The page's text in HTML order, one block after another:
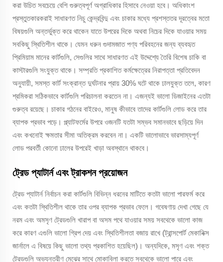
করা উচিত সবচেয়ে বেশি গুরুত্বপূর্ণ অগ্রাধিকার হিসাবে নেওয়া হবে। অধিকাংশ
প্রস্তুতকারকরাই সাধারণত নিচু কেন্দ্রবিন্দু এবং চাকার মধ্যে প্রশস্ততর দূরত্বের মতো
বিষয়গুলি অন্তর্ভুক্ত করে থাকেন যাতে উপরের দিকে অথবা নিচের দিকে যাওয়ার সময়
সবকিছু স্থিতিশীল থাকে। যেমন ধরুন গুদামজাত পণ্য পরিবহনের জন্য ব্যবহৃত
প্রিমিয়াম মানের কার্টগুলি, সেগুলির সাথে সাধারণত এই উদ্দেশ্যে তৈরি বিশেষ চাকি বা
কাস্টারগুলি সংযুক্ত থাকে। সম্প্রতি প্রকাশিত কর্মক্ষেত্রের নিরাপত্তা প্রতিবেদন
অনুযায়ী, সমস্ত কার্ট সংক্রান্ত দুর্ঘটনার প্রায় 30% ঘটে থাকে ঢালযুক্ত তলে, কারণ
শ্রমিকরা সঠিকভাবে কার্টগুলি পরিচালনা করতেন না। এজন্যই ভালো ডিজাইনের এতটা
গুরুত্ব রয়েছে। চাকার গঠনের বাইরেও, মানুষ কীভাবে তাদের কার্টগুলি লোড করে তার
ব্যাপক প্রভাব পড়ে। প্ল্যাটফর্মের উপরে ওজনটি যতটা সম্ভব সমানভাবে ছড়িয়ে দিন
এবং কখনোই ক্ষমতার সীমা অতিক্রম করবেন না। একটি ভালোভাবে ভারসাম্যপূর্ণ
লোড পরবর্তী কোনো ঢালের উপরেই খাড়া অবস্থানে থাকবে।
ট্রেড প্যাটার্ন এবং ট্রাকশন প্রয়োজন
ট্রেড প্যাটার্ন নির্বাচন করা কার্টগুলি বিভিন্ন ধরনের মাটিতে কতটা ভালো পারফর্ম করে
এবং কতটা স্থিতিশীল থাকে তার ওপর ব্যাপক প্রভাব ফেলে। গবেষণায় দেখা গেছে যে
নরম এবং অমসৃণ ট্রেডগুলি খারাপ বা অসম পথে যাওয়ার সময় সবথেকে ভালো কাজ
করে কারণ এগুলি ভালো গ্রিপ দেয় এবং স্থিতিশীলতা বজায় রাখে (ট্রান্সপোর্ট মেকানিক্স
জার্নালে এ বিষয়ে কিছু ভালো তথ্য প্রকাশিত হয়েছিল)। অন্যদিকে, মসৃণ এবং শক্ত
ট্রেডগুলি অভ্যন্তরীণ মেঝের সাথে মোকাবিলা করতে সবথেকে ভালো পারে এবং